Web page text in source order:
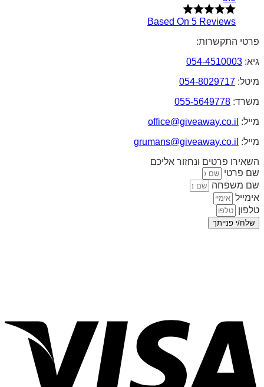
Based On 5 Reviews
פרטי התקשרות:
גיא: 054-4510003
מיטל: 054-8029717
משרד: 055-5649778
מייל: office@giveaway.co.il
מייל: grumans@giveaway.co.il
השאירו פרטים ונחזור אליכם
שם פרטי
שם משפחה
אימייל
טלפון
שלח/י פנייתך